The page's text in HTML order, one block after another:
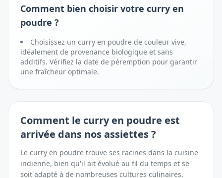
Comment bien choisir votre curry en
poudre ?
Choisissez un curry en poudre de couleur vive,
idéalement de provenance biologique et sans
additifs. Vérifiez la date de péremption pour garantir
une fraîcheur optimale.
Comment le curry en poudre est
arrivée dans nos assiettes ?
Le curry en poudre trouve ses racines dans la cuisine
indienne, bien qu'il ait évolué au fil du temps et se
soit adapté à de nombreuses cultures culinaires.